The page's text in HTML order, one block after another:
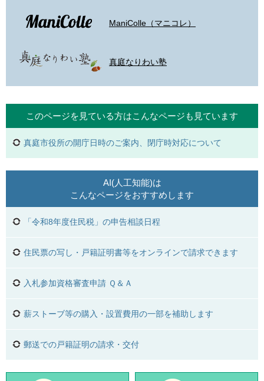
ManiColle（マニコレ）
真庭なりわい塾
このページを見ている方はこんなページも見ています
真庭市役所の開庁日時のご案内、閉庁時対応について
AI(人工知能)は
こんなページをおすすめします
「令和8年度住民税」の申告相談日程
住民票の写し・戸籍証明書等をオンラインで請求できます
入札参加資格審査申請 Ｑ＆Ａ
薪ストーブ等の購入・設置費用の一部を補助します
郵送での戸籍証明の請求・交付